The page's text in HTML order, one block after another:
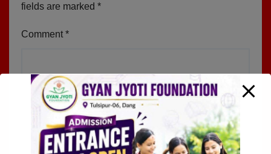
fields are marked *
Comment *